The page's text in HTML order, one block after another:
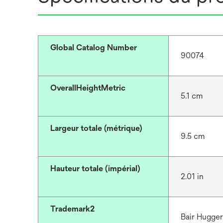
Global Catalog Number
90074
OverallHeightMetric
5.1 cm
Largeur totale (métrique)
9.5 cm
Hauteur totale (impérial)
2.01 in
Trademark2
Bair